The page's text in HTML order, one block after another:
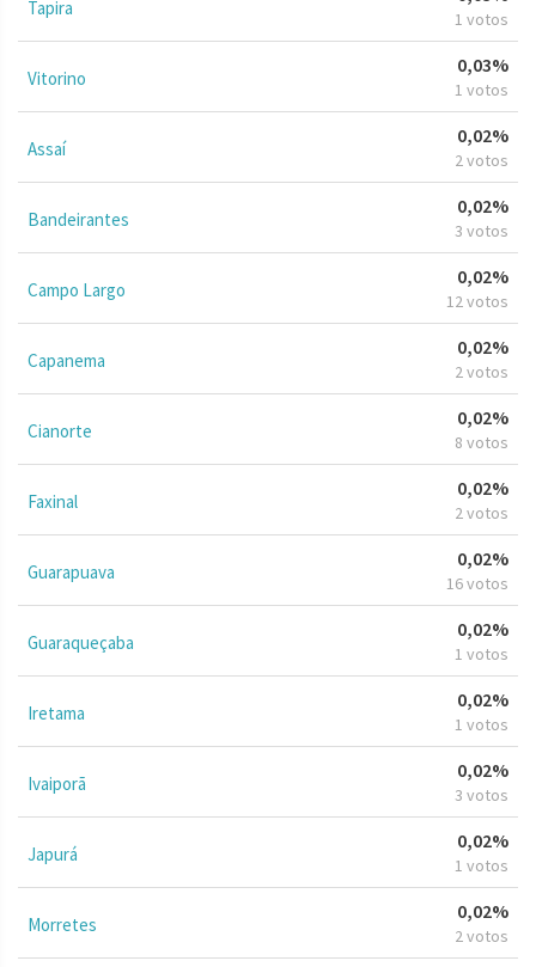
Tapira 1 votos
Vitorino
0,03%
1 votos
Assaí
0,02%
2 votos
Bandeirantes
0,02%
3 votos
Campo Largo
0,02%
12 votos
Capanema
0,02%
2 votos
Cianorte
0,02%
8 votos
Faxinal
0,02%
2 votos
Guarapuava
0,02%
16 votos
Guaraqueçaba
0,02%
1 votos
Iretama
0,02%
1 votos
Ivaiporã
0,02%
3 votos
Japurá
0,02%
1 votos
Morretes
0,02%
2 votos